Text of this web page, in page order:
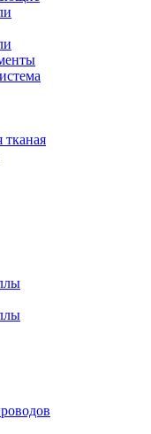
тканая